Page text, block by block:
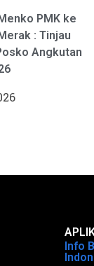
PMK ke
: Tinjau
Angkutan
Info